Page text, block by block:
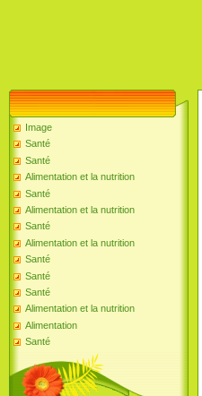
Image
Santé
Santé
Alimentation et la nutrition
Santé
Alimentation et la nutrition
Santé
Alimentation et la nutrition
Santé
Santé
Santé
Alimentation et la nutrition
Alimentation
Santé